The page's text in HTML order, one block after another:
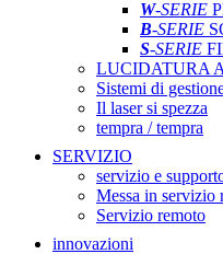
W-SERIE
B-SERIE
S-SERIE
LUCIDATURA
Sistemi di
Il laser si spezza
tempra / tempra
SERVIZIO
servizio e
Messa in servizio
Servizio remoto
innovazioni